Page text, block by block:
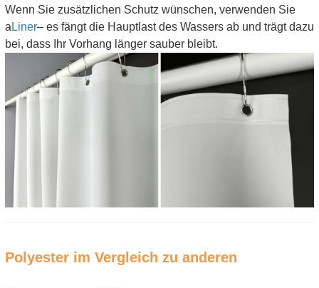
Wenn Sie zusätzlichen Schutz wünschen, verwenden Sie
a Liner– es fängt die Hauptlast des Wassers ab und trägt dazu
bei, dass Ihr Vorhang länger sauber bleibt.
Polyester im Vergleich zu anderen